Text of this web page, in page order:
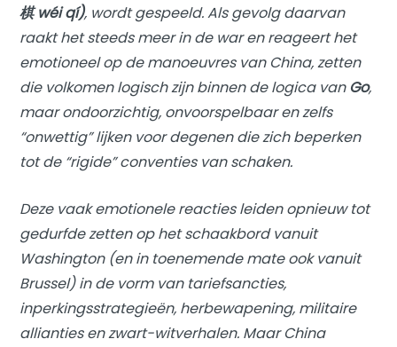
棋 wéi qí), wordt gespeeld. Als gevolg daarvan
raakt het steeds meer in de war en reageert het
emotioneel op de manoeuvres van China, zetten
die volkomen logisch zijn binnen de logica van Go,
maar ondoorzichtig, onvoorspelbaar en zelfs
“onwettig” lijken voor degenen die zich beperken
tot de “rigide” conventies van schaken.
Deze vaak emotionele reacties leiden opnieuw tot
gedurfde zetten op het schaakbord vanuit
Washington (en in toenemende mate ook vanuit
Brussel) in de vorm van tariefsancties,
inperkingsstrategieën, herbewapening, militaire
allianties en zwart-witverhalen. Maar China